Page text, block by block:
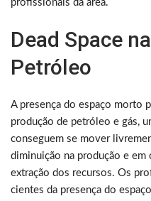
profissionais da área.
Dead Space
Petróleo
A presença do espaço morto
produção de petróleo e gás,
conseguem se mover
diminuição na produção e em
extração dos recursos. Os
cientes da presença do